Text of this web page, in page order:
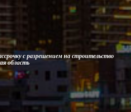
с разрешением на строительство
область